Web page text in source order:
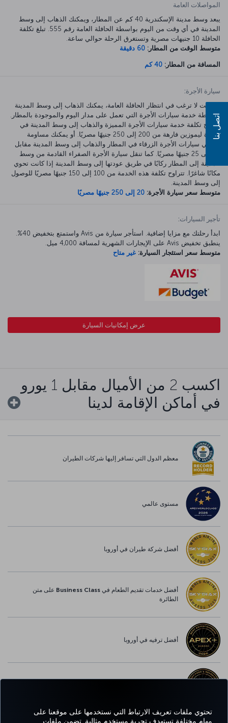
تحتوي ملفات تعريف الارتباط التي نستخدمها على موقعنا على
مهام مختلفة تستهدف تجربة مستخدم مثالية. تضمن ملفات
المواصلات العامة
يبعد وسط مدينة الإسكندرية 40 كم عن المطار، ويمكنك الذهاب إلى وسط
المدينة في أي وقت من اليوم بواسطة الحافلة العامة رقم 555. تبلغ تكلفة
الحافلة 10 جنيهات مصرية وتستغرق الرحلة حوالي ساعة.
متوسط الوقت من المطار: 60 دقيقة
المسافة من المطار: 40 كم
سيارة الأجرة:
إذا كنت لا ترغب في انتظار الحافلة العامة، يمكنك الذهاب إلى وسط المدينة
بواسطة خدمة سيارات الأجرة التي تعمل على مدار اليوم والموجودة بالمطار.
تتراوح تكلفة خدمة سيارات الأجرة المميزة والذهاب إلى وسط المدينة في
سيارة ليموزين فارهة من 200 إلى 250 جنيهًا مصريًا. أو يمكنك مساومة
سائقي سيارات الأجرة الزرقاء في المطار والذهاب إلى وسط المدينة مقابل
20 إلى 25 جنيهًا مصريًا. كما تنقل سيارة الأجرة الصفراء القادمة من وسط
المدينة إلى المطار ركابًا في طريق عودتها إلى وسط المدينة إذا كانت تحوي
مكانًا شاغرًا. تتراوح تكلفة هذه الخدمة من 100 إلى 150 جنيهًا مصريًا للوصول
إلى وسط المدينة.
متوسط سعر سيارة الأجرة: 20 إلى 250 جنيهًا مصريًا
تأجير السيارات:
ابدأ رحلتك مع مزايا إضافية. استأجر سيارة من Avis واستمتع بتخفيض 40%.
ينطبق تخفيض Avis على الإيجارات الشهرية لمسافة 4,000 ميل.
متوسط سعر استئجار السيارة: غير متاح
عرض إمكانيات السيارة
اكسب 2 من الأميال مقابل 1 يورو
في أماكن الإقامة لدينا
معظم الدول التي تسافر إليها شركات الطيران
مستوى عالمي
أفضل شركة طيران في أوروبا
أفضل خدمات تقديم الطعام في Business Class على متن
الطائرة
أفضل ترفيه في أوروبا
اتصل بنا